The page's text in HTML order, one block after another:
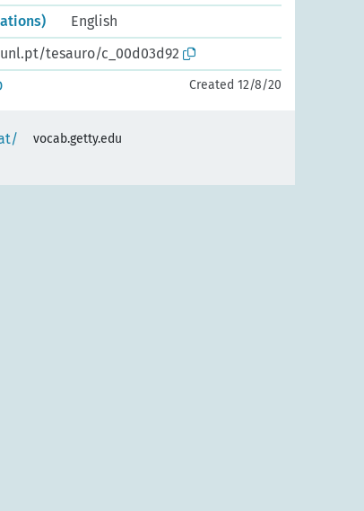
English
tesauro/c_00d03d92
Created 12/8/20
vocab.getty.edu